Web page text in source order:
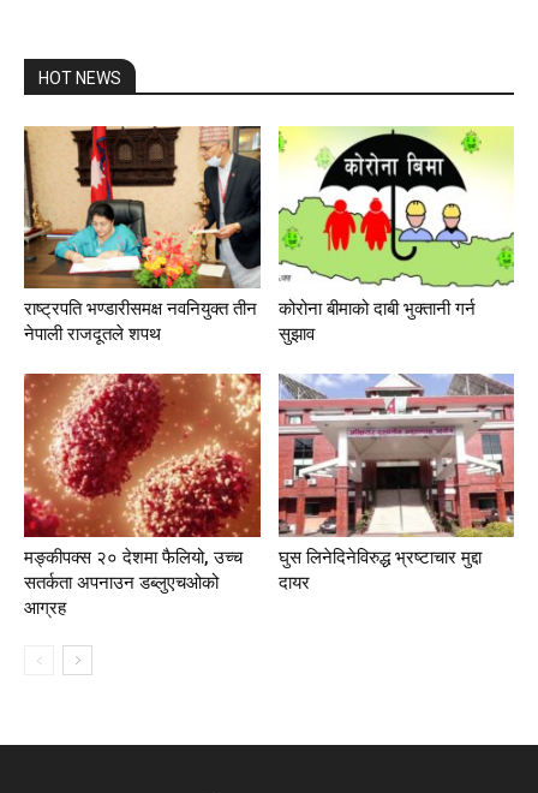
HOT NEWS
राष्ट्रपति भण्डारीसमक्ष नवनियुक्त तीन
नेपाली राजदूतले शपथ
कोरोना बीमाको दाबी भुक्तानी गर्न
सुझाव
मङ्कीपक्स २० देशमा फैलियो, उच्च
सतर्कता अपनाउन डब्लुएचओको
आग्रह
घुस लिनेदिनेविरुद्ध भ्रष्टाचार मुद्दा
दायर